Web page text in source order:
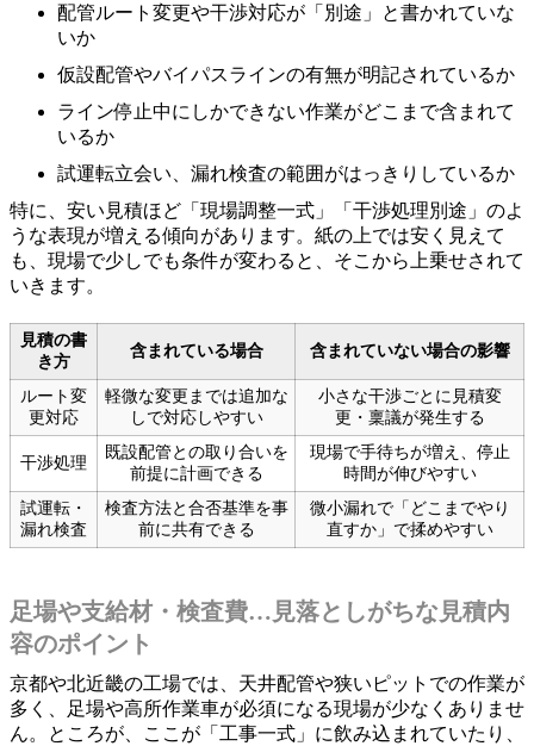
配管ルート変更や干渉対応が「別途」と書かれていな
いか
仮設配管やバイパスラインの有無が明記されているか
ライン停止中にしかできない作業がどこまで含まれて
いるか
試運転立会い、漏れ検査の範囲がはっきりしているか
特に、安い見積ほど「現場調整一式」「干渉処理別途」のよ
うな表現が増える傾向があります。紙の上では安く見えて
も、現場で少しでも条件が変わると、そこから上乗せされて
いきます。
見積の書
き方
含まれている場合 含まれていない場合の影響
ルート変
更対応
軽微な変更までは追加な
しで対応しやすい
小さな干渉ごとに見積変
更・稟議が発生する
干渉処理
既設配管との取り合いを
前提に計画できる
現場で手待ちが増え、停止
時間が伸びやすい
試運転・
漏れ検査
検査方法と合否基準を事
前に共有できる
微小漏れで「どこまでやり
直すか」で揉めやすい
足場や支給材・検査費…見落としがちな見積内
容のポイント
京都や北近畿の工場では、天井配管や狭いピットでの作業が
多く、足場や高所作業車が必須になる現場が少なくありませ
ん。ところが、ここが「工事一式」に飲み込まれていたり、